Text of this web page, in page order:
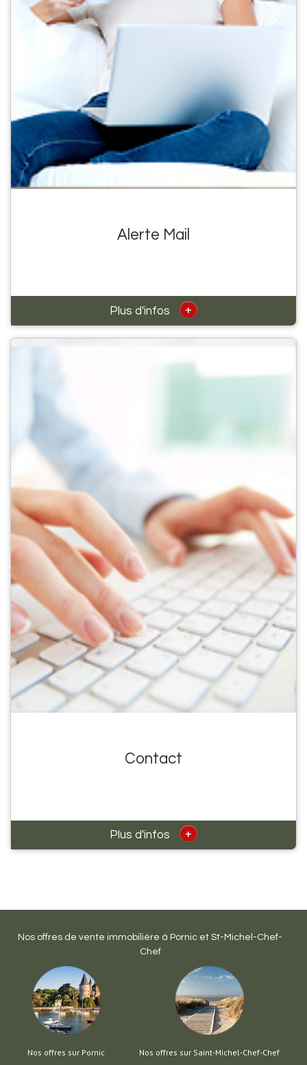
Alerte Mail
Plus d'infos +
Contact
Plus d'infos +
Nos offres de vente immobilière à Pornic et St-Michel-Chef-
Chef
Nos offres sur Pornic Nos offres sur Saint-Michel-Chef-Chef